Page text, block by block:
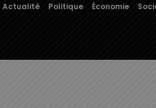
Actualité Politique Économie